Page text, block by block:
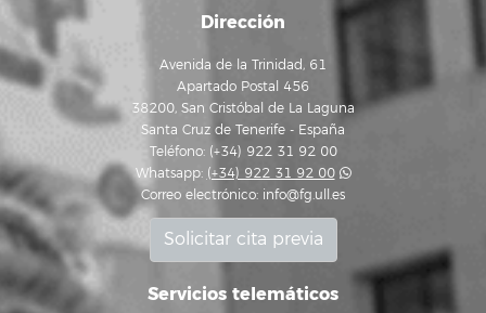
Dirección
Avenida de la Trinidad, 61
Apartado Postal 456
38200, San Cristóbal de La Laguna
Santa Cruz de Tenerife - España
Teléfono: (+34) 922 31 92 00
Whatsapp: (+34) 922 31 92 00
Correo electrónico: info@fg.ull.es
Solicitar cita previa
Servicios telemáticos